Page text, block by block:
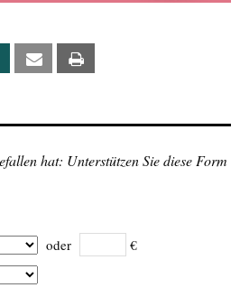
Xing Email
hat: Unterstützen Sie diese Form
oder €